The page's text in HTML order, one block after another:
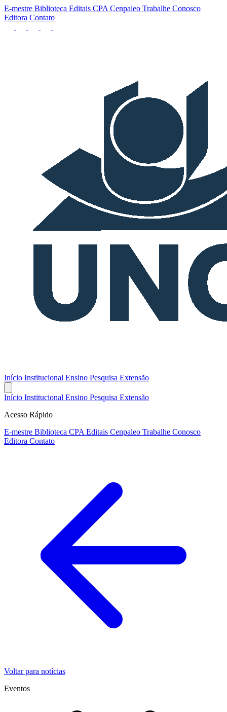
E-mestre Biblioteca Editais CPA Cenpaleo Trabalhe Conosco
Editora Contato
Início Institucional Ensino Pesquisa Extensão
Início Institucional Ensino Pesquisa Extensão
Acesso Rápido
E-mestre Biblioteca CPA Editais Cenpaleo Trabalhe Conosco
Editora Contato
Voltar para notícias
Eventos